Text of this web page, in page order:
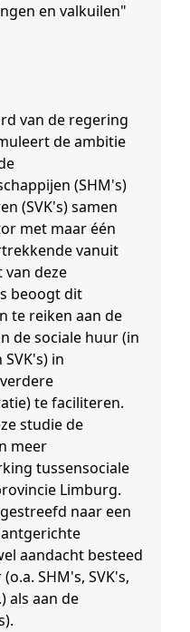
en valkuilen"
van de regering
de ambitie
(SHM's)
(SVK's) samen
met maar één
vanuit
van deze
beoogt dit
te reiken aan de
de sociale huur (in
in
te faciliteren.
studie de
meer
tussensociale
Limburg.
naar een
aandacht besteed
SHM's, SVK's,
als aan de